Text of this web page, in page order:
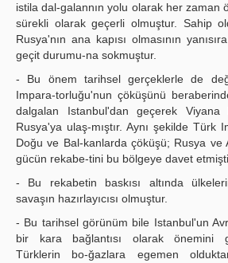
istila dal-galannın yolu olarak her zaman
sürekli olarak geçerli olmuştur. Sahip
Rusya'nın ana kapısı olmasının
geçit durumu-na sokmuştur.
- Bu önem tarihsel gerçeklerle de
Impara-torluğu'nun çöküşünü
dalgalan Istanbul'dan geçerek Viyana
Rusya'ya ulaş-mıştır. Aynı şekilde Türk
Doğu ve Bal-kanlarda çöküşü; Rusya ve
gücün rekabe-tini bu bölgeye davet
- Bu rekabetin baskısı altında
savaşın hazırlayıcısı olmuştur.
- Bu tarihsel görünüm bile Istanbul'un
bir kara bağlantısı olarak önemini
Türklerin bo-ğazlara egemen